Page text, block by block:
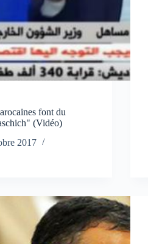
font du
(Vidéo)
2017